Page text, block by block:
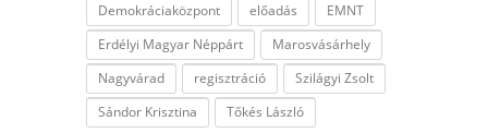
Demokráciaközpont előadás
EMNT
Erdélyi Magyar Néppárt
Marosvásárhely
Nagyvárad
regisztráció
Szilágyi Zsolt
Sándor Krisztina
Tőkés László